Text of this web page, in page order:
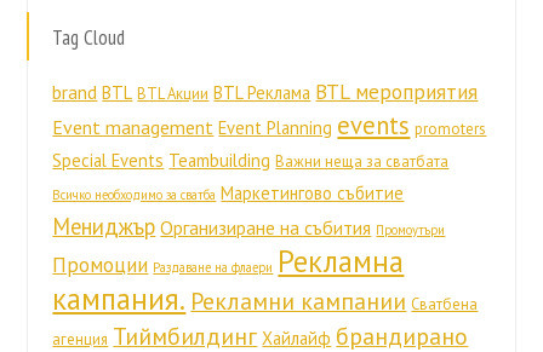
Tag Cloud
brand BTL BTL Акции BTL Реклама BTL мероприятия
Event management Event Planning events promoters
Special Events Teambuilding Важни неща за сватбата
Всичко необходимо за сватба Маркетингово събитие
Мениджър Организиране на събития Промоутъри
Промоции Раздаване на флаери Рекламна
кампания. Рекламни кампании Сватбена
агенция Тиймбилдинг Хайлайф брандирано